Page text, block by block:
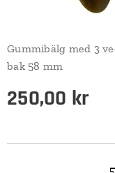
Gummibälg med 3
bak 58 mm
250,00 kr